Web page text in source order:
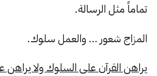
تماماً مثل الرسالة.
المزاج شعور … والعمل سلوك.
يراهن القرآن على السلوك ولا